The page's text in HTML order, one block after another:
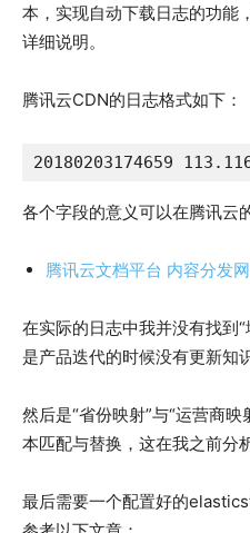
本，实现自动下载日志的功能
详细说明。
腾讯云CDN的日志格式如下：
各个字段的意义可以在腾讯云
腾讯云文档平台 内容分发
在实际的日志中我并没有找到
是产品迭代的时候没有更新知
然后是“省份映射”与“运营商
本匹配与替换，这在我之前分
最后需要一个配置好的